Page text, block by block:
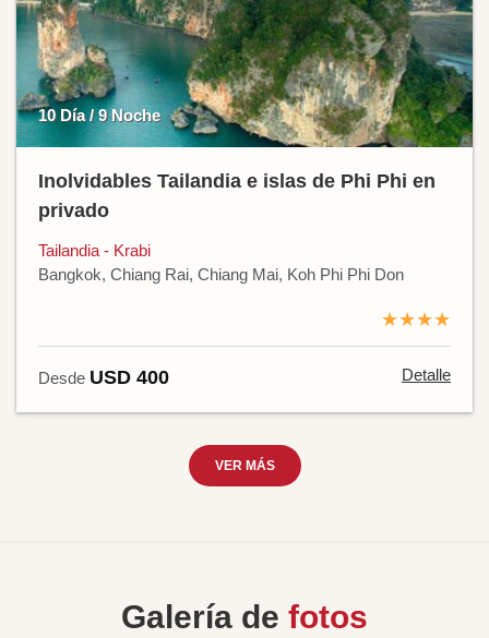
10 Día / 9 Noche
Inolvidables Tailandia e islas de Phi Phi en
privado
Tailandia - Krabi
Bangkok, Chiang Rai, Chiang Mai, Koh Phi Phi Don
★★★★
Desde USD 400 Detalle
VER MÁS
Galería de fotos